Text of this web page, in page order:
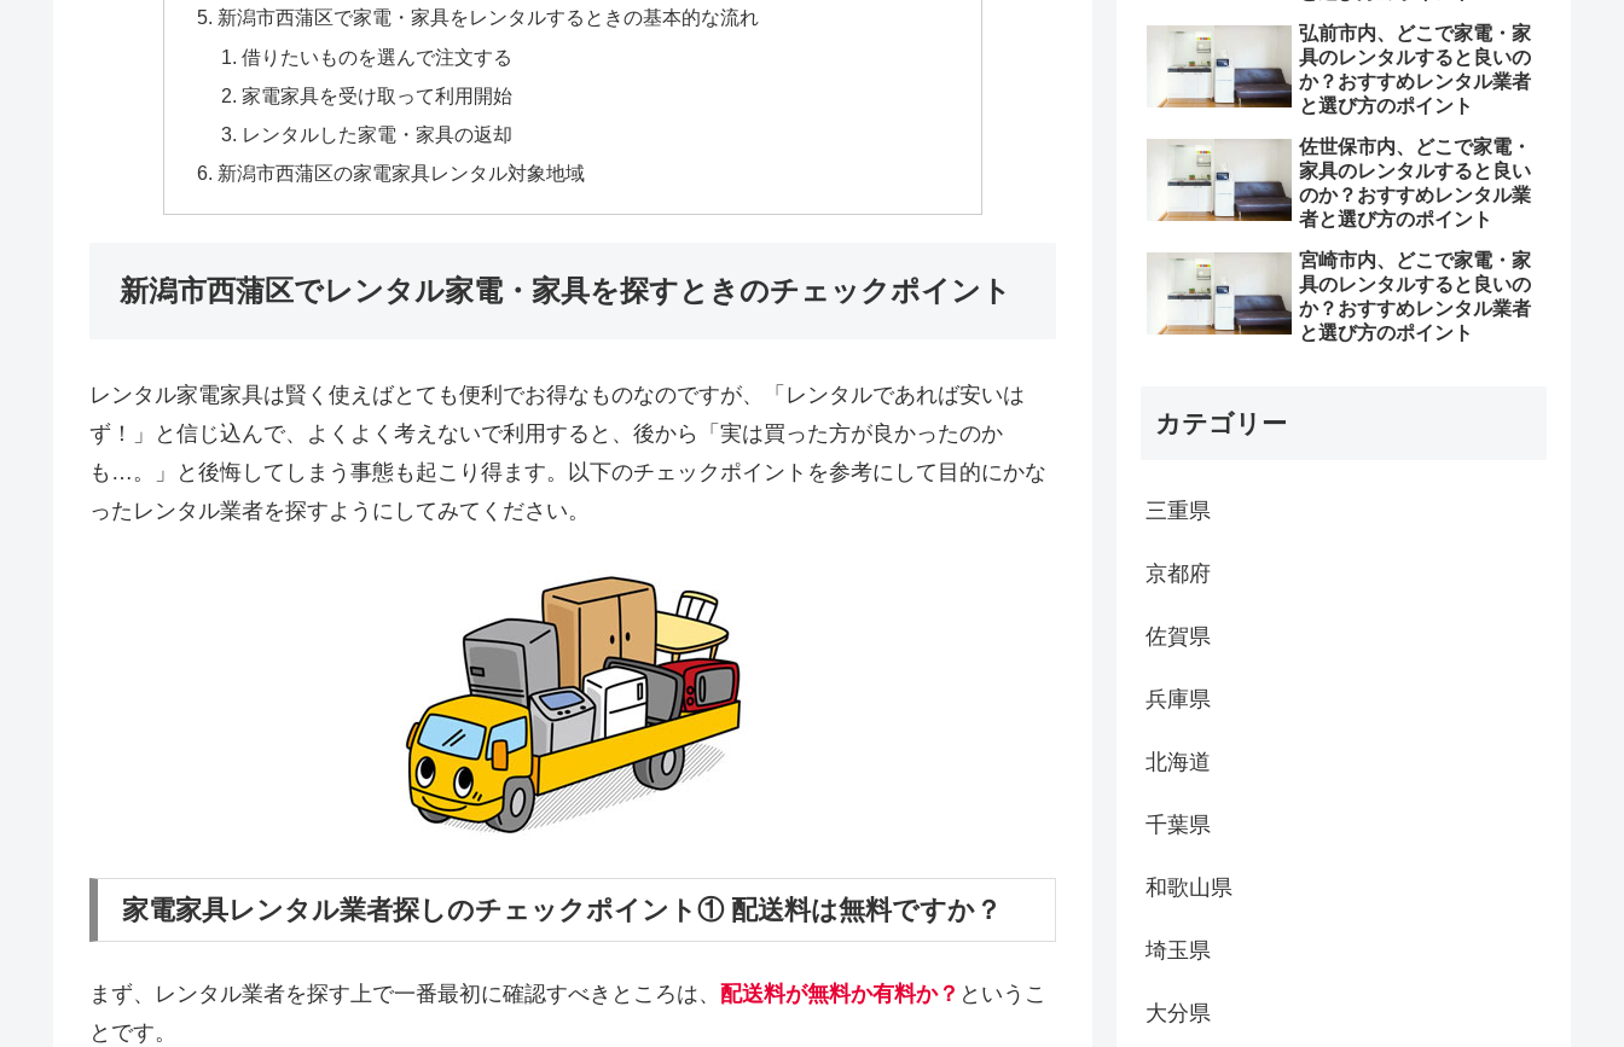
新潟市西蒲区で家電・家具をレンタルするときの基本的な流れ
借りたいものを選んで注文する
家電家具を受け取って利用開始
レンタルした家電・家具の返却
新潟市西蒲区の家電家具レンタル対象地域
新潟市西蒲区でレンタル家電・家具を探すときのチェックポイント
レンタル家電家具は賢く使えばとても便利でお得なものなのですが、「レンタルであれば安いは
ず！」と信じ込んで、よくよく考えないで利用すると、後から「実は買った方が良かったのか
も…。」と後悔してしまう事態も起こり得ます。以下のチェックポイントを参考にして目的にかな
ったレンタル業者を探すようにしてみてください。
家電家具レンタル業者探しのチェックポイント① 配送料は無料ですか？
まず、レンタル業者を探す上で一番最初に確認すべきところは、 配送料が無料か有料か？ というこ
とです。
弘前市内、どこで家電・家
具のレンタルすると良いの
か？おすすめレンタル業者
と選び方のポイント
佐世保市内、どこで家電・
家具のレンタルすると良い
のか？おすすめレンタル業
者と選び方のポイント
宮崎市内、どこで家電・家
具のレンタルすると良いの
か？おすすめレンタル業者
と選び方のポイント
カテゴリー
三重県
京都府
佐賀県
兵庫県
北海道
千葉県
和歌山県
埼玉県
大分県